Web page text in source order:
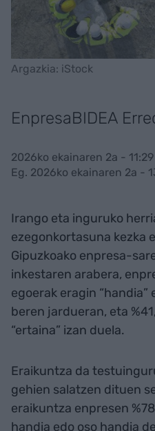
Argazkia: iStock
EnpresaBIDEA
2026ko ekainaren 2a - 11:29
Eg. 2026ko ekainaren 2a -
Irango eta inguruko
ezegonkortasuna kezka
Gipuzkoako enpresa-
inkestaren arabera,
egoerak eragin “handia”
beren jardueran, eta
“ertaina” izan duela.
Eraikuntza da
gehien salatzen dituen
eraikuntza enpresen
handia edo oso handia